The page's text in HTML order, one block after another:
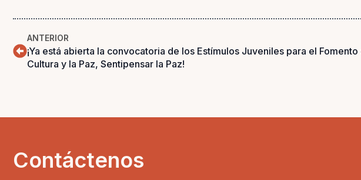
ANTERIOR
¡Ya está abierta la convocatoria de los Estímulos Juveniles para el Fomento
Cultura y la Paz, Sentipensar la Paz!
Contáctenos